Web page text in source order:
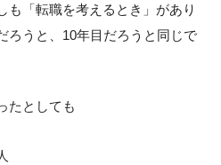
も「転職を考えるとき」があり
ろうと、10年目だろうと同じで
たとしても